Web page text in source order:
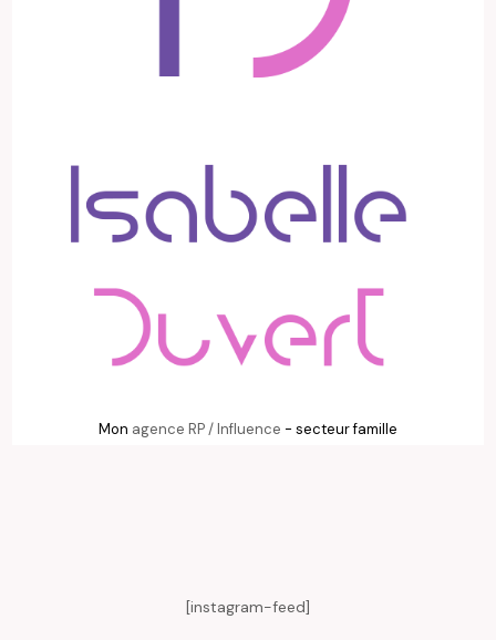
Mon agence RP / Influence - secteur famille
[instagram-feed]